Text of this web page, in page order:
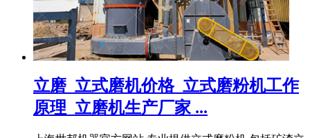
立磨_立式磨机价格_立式磨粉机工作
原理_立磨机生产厂家 ...